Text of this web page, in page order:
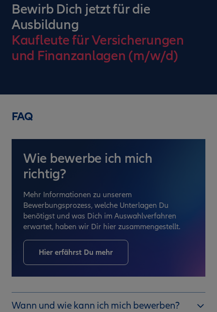
Bewirb Dich jetzt für die
Ausbildung
Kaufleute für Versicherungen
und Finanzanlagen (m/w/d)
FAQ
Wie bewerbe ich mich
richtig?
Mehr Informationen zu unserem
Bewerbungsprozess, welche Unterlagen Du
benötigst und was Dich im Auswahlverfahren
erwartet, haben wir Dir hier zusammengestellt.
Hier erfährst Du mehr
Wann und wie kann ich mich bewerben?